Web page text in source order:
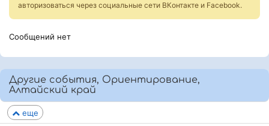
авторизоваться через социальные сети ВКонтакте и Facebook.
Сообщений нет
Другие события, Ориентирование,
Алтайский край
еще